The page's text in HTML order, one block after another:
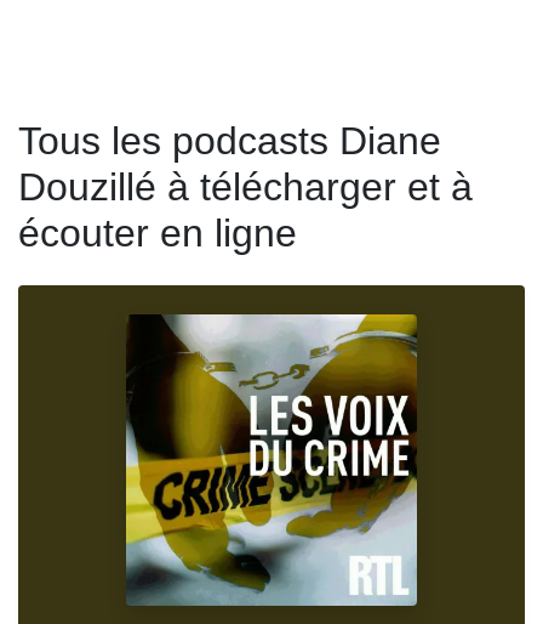
Tous les podcasts Diane
Douzillé à télécharger et à
écouter en ligne